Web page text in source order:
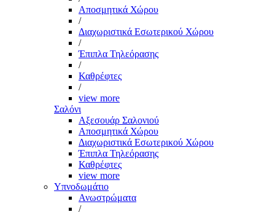
Αποσμητικά Χώρου
/
Διαχωριστικά Εσωτερικού Χώρου
/
Έπιπλα Τηλεόρασης
/
Καθρέφτες
/
view more
Σαλόνι
Αξεσουάρ Σαλονιού
Αποσμητικά Χώρου
Διαχωριστικά Εσωτερικού Χώρου
Έπιπλα Τηλεόρασης
Καθρέφτες
view more
Υπνοδωμάτιο
Ανωστρώματα
/